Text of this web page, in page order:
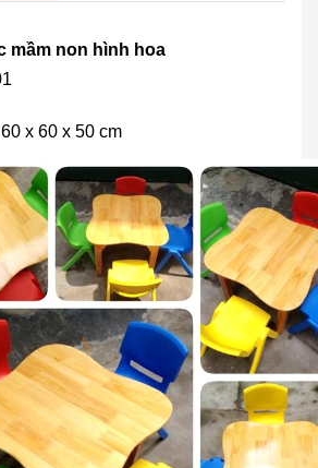
mầm non hình hoa
x 60 x 50 cm